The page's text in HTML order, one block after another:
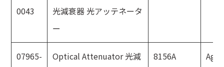
0043
光減衰器 光アッテネータ
ー
07965-
Optical Attenuator 光減
8156A